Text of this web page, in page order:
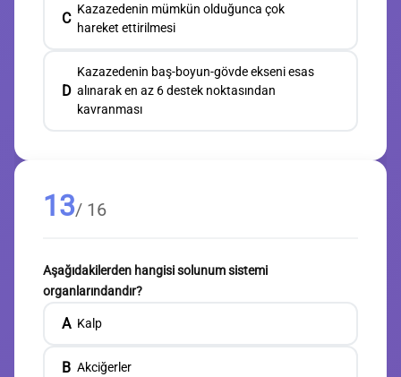
C
Kazazedenin mümkün olduğunca çok
hareket ettirilmesi
D
Kazazedenin baş-boyun-gövde ekseni esas
alınarak en az 6 destek noktasından
kavranması
13/ 16
Aşağıdakilerden hangisi solunum sistemi
organlarındandır?
A Kalp
B Akciğerler